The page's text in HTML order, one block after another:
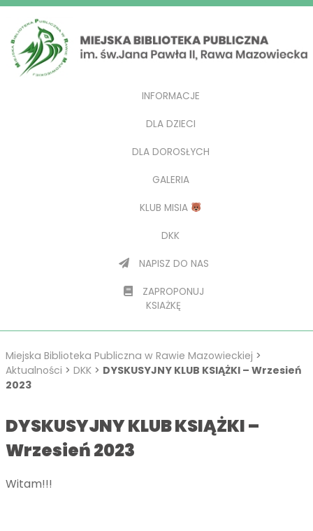
INFORMACJE
DLA DZIECI
DLA DOROSŁYCH
GALERIA
KLUB MISIA
DKK
NAPISZ DO NAS
ZAPROPONUJ
KSIAŻKĘ
Miejska Biblioteka Publiczna w Rawie Mazowieckiej >
Aktualności > DKK > DYSKUSYJNY KLUB KSIĄŻKI – Wrzesień
2023
DYSKUSYJNY KLUB KSIĄŻKI –
Wrzesień 2023
Witam!!!